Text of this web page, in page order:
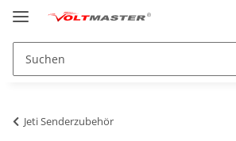
Jeti Senderzubehör